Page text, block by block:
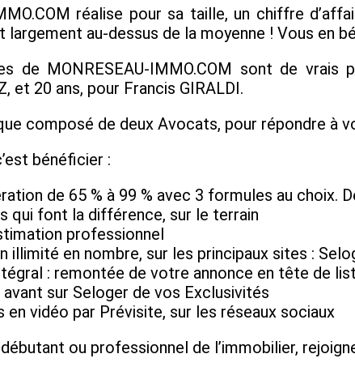
réalise pour sa taille, un chiffre
au-dessus de la moyenne ! Vous en
de MONRESEAU-IMMO.COM sont de
et 20 ans, pour Francis GIRALDI.
composé de deux Avocats, pour répondre à
bénéficier :
de 65 % à 99 % avec 3 formules au choix.
qui font la différence, sur le terrain
professionnel
illimité en nombre, sur les principaux sites :
: remontée de votre annonce en tête de
avant sur Seloger de vos Exclusivités
en vidéo par Prévisite, sur les réseaux sociaux
ou professionnel de l’immobilier,